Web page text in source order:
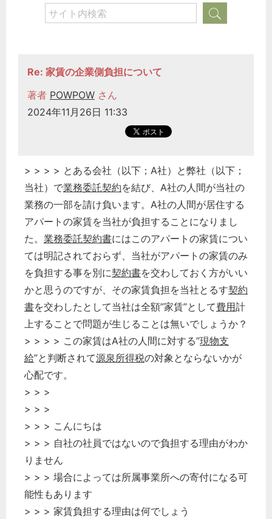
Re: 家賃の企業側負担について
著者 POWPOW さん
2024年11月26日 11:33
> > > > とある会社（以下；A社）と弊社（以下；
当社）で業務委託契約を結び、A社の人間が当社の
業務の一部を請け負います。A社の人間が居住する
アパートの家賃を当社が負担することになりまし
た。 業務委託契約書にはこのアパートの家賃につい
ては明記されておらず、当社がアパートの家賃のみ
を負担する事を別に契約書を交わしておく方がいい
かと思うのですが、その家賃負担を当社とるす契約
書を交わしたとして当社は全額”家賃”として費用計
上することで問題が生じることは無いでしょうか？
> > > > この家賃はA社の人間に対する”現物支
給”と判断されて源泉所得税の対象とならないかが
心配です。
> > >
> > >
> > > こんにちは
> > > 自社の社員ではないので負担する理由がわか
りません
> > > 場合によっては所属事業所への寄付になる可
能性もあります
> > > 家賃負担する理由は何でしょう